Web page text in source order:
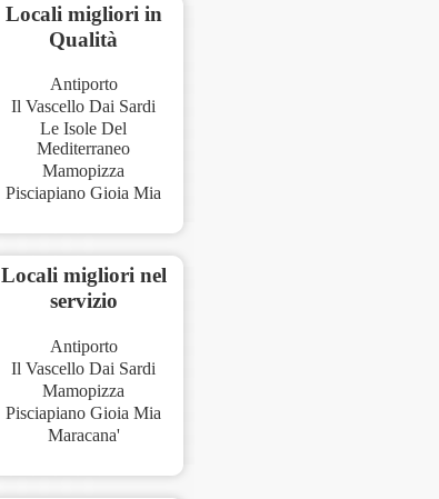
Locali migliori in
Qualità
Antiporto
Il Vascello Dai Sardi
Le Isole Del
Mediterraneo
Mamopizza
Pisciapiano Gioia Mia
Locali migliori nel
servizio
Antiporto
Il Vascello Dai Sardi
Mamopizza
Pisciapiano Gioia Mia
Maracana'